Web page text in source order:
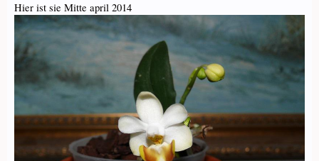
Hier ist sie Mitte april 2014